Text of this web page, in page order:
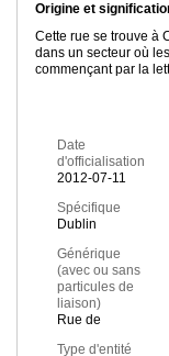
Origine et
Cette rue se trouve à
dans un secteur où
commençant par la
Date
d'officialisation
2012-07-11
Spécifique
Dublin
Générique
(avec ou sans
particules de
liaison)
Rue de
Type d'entité